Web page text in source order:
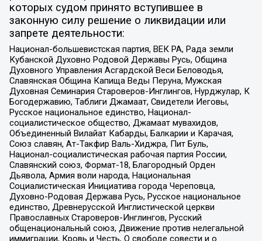
которых судом принято вступившее в
законную силу решение о ликвидации или
запрете деятельности:
Национал-большевистская партия, ВЕК РА, Рада земли
Кубанской Духовно Родовой Державы Русь, Община
Духовного Управления Асгардской Веси Беловодья,
Славянская Община Капища Веды Перуна, Мужская
Духовная Семинария Староверов-Инглингов, Нурджулар, К
Богодержавию, Таблиги Джамаат, Свидетели Иеговы,
Русское национальное единство, Национал-
социалистическое общество, Джамаат мувахидов,
Объединенный Вилайат Кабарды, Балкарии и Карачая,
Союз славян, Ат-Такфир Валь-Хиджра, Пит Буль,
Национал-социалистическая рабочая партия России,
Славянский союз, Формат-18, Благородный Орден
Дьявола, Армия воли народа, Национальная
Социалистическая Инициатива города Череповца,
Духовно-Родовая Держава Русь, Русское национальное
единство, Древнерусской Инглистической церкви
Православных Староверов-Инглингов, Русский
общенациональный союз, Движение против нелегальной
иммиграции, Кровь и Честь, О свободе совести и о